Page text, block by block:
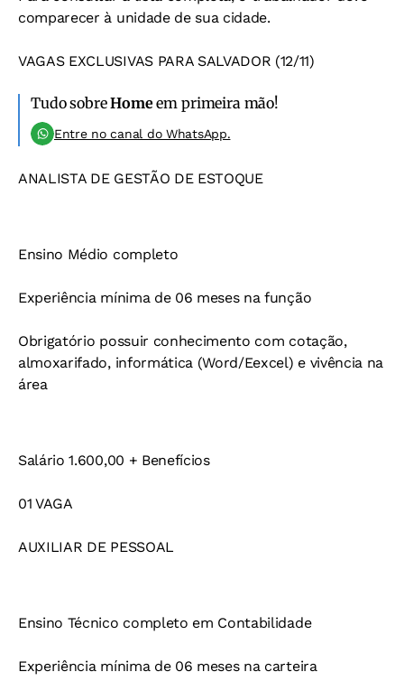
comparecer à unidade de sua cidade.
VAGAS EXCLUSIVAS PARA SALVADOR (12/11)
Tudo sobreHomeem primeira mão!
Entre no canal do WhatsApp.
ANALISTA DE GESTÃO DE ESTOQUE
Ensino Médio completo
Experiência mínima de 06 meses na função
Obrigatório possuir conhecimento com cotação,
almoxarifado, informática (Word/Eexcel) e vivência na
área
Salário 1.600,00 + Benefícios
01 VAGA
AUXILIAR DE PESSOAL
Ensino Técnico completo em Contabilidade
Experiência mínima de 06 meses na carteira